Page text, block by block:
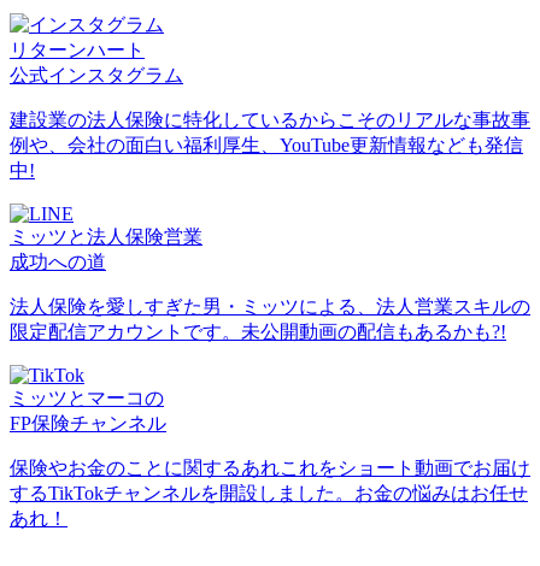
リターンハート
公式インスタグラム
建設業の法人保険に特化しているからこそのリアルな事故事
例や、会社の面白い福利厚生、YouTube更新情報なども発信
中!
ミッツと法人保険営業
成功への道
法人保険を愛しすぎた男・ミッツによる、法人営業スキルの
限定配信アカウントです。未公開動画の配信もあるかも?!
ミッツとマーコの
FP保険チャンネル
保険やお金のことに関するあれこれをショート動画でお届け
するTikTokチャンネルを開設しました。お金の悩みはお任せ
あれ！